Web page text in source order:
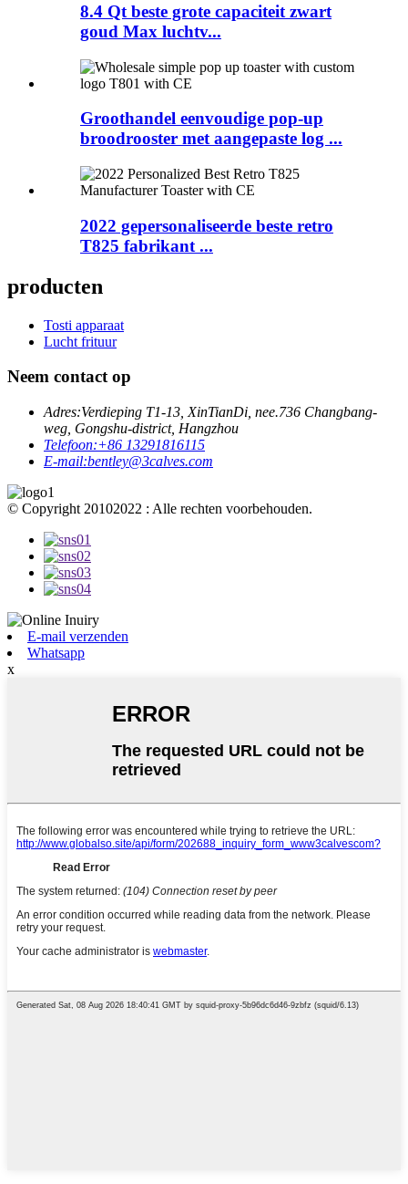
8.4 Qt beste grote capaciteit zwart
goud Max luchtv...
Groothandel eenvoudige pop-up
broodrooster met aangepaste log ...
2022 gepersonaliseerde beste retro
T825 fabrikant ...
producten
Tosti apparaat
Lucht frituur
Neem contact op
Adres:Verdieping T1-13, XinTianDi, nee.736 Changbang-
weg, Gongshu-district, Hangzhou
Telefoon:+86 13291816115
E-mail:bentley@3calves.com
© Copyright 20102022 : Alle rechten voorbehouden.
E-mail verzenden
Whatsapp
x